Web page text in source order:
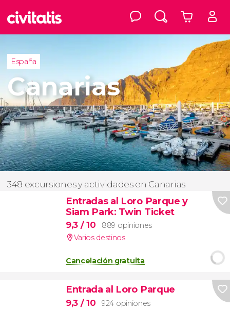
España
Canarias
348 excursiones y actividades en Canarias
Entradas al Loro Parque y
Siam Park: Twin Ticket
9,3 / 10
889 opiniones
Varios destinos
Cancelación gratuita
Entrada al Loro Parque
9,3 / 10
924 opiniones